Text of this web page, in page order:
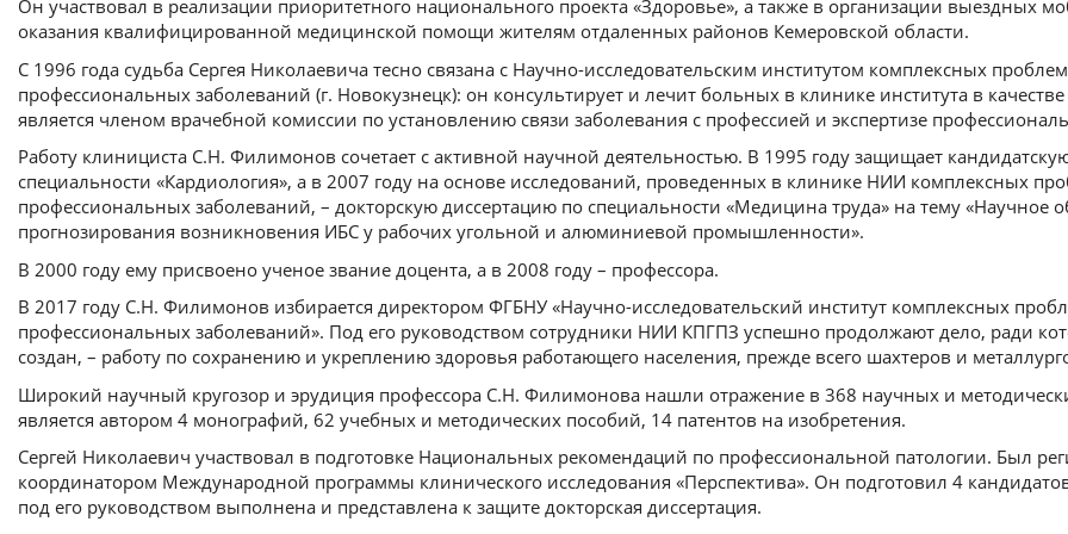
Он участвовал в реализации приоритетного национального проекта «Здоровье», а также в организации выездных
оказания квалифицированной медицинской помощи жителям отдаленных районов Кемеровской области.
С 1996 года судьба Сергея Николаевича тесно связана с Научно-исследовательским институтом комплексных
профессиональных заболеваний (г. Новокузнецк): он консультирует и лечит больных в клинике института в
является членом врачебной комиссии по установлению связи заболевания с профессией и экспертизе
Работу клинициста С.Н. Филимонов сочетает с активной научной деятельностью. В 1995 году защищает
специальности «Кардиология», а в 2007 году на основе исследований, проведенных в клинике НИИ комплексных
профессиональных заболеваний, – докторскую диссертацию по специальности «Медицина труда» на тему «Научное
прогнозирования возникновения ИБС у рабочих угольной и алюминиевой промышленности».
В 2000 году ему присвоено ученое звание доцента, а в 2008 году – профессора.
В 2017 году С.Н. Филимонов избирается директором ФГБНУ «Научно-исследовательский институт комплексных
профессиональных заболеваний». Под его руководством сотрудники НИИ КПГПЗ успешно продолжают дело, ради
создан, – работу по сохранению и укреплению здоровья работающего населения, прежде всего шахтеров и
Широкий научный кругозор и эрудиция профессора С.Н. Филимонова нашли отражение в 368 научных и
является автором 4 монографий, 62 учебных и методических пособий, 14 патентов на изобретения.
Сергей Николаевич участвовал в подготовке Национальных рекомендаций по профессиональной патологии. Был
координатором Международной программы клинического исследования «Перспектива». Он подготовил 4
под его руководством выполнена и представлена к защите докторская диссертация.